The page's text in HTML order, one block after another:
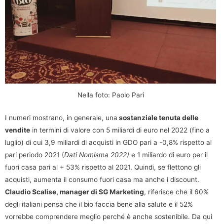
Nella foto: Paolo Pari
I numeri mostrano, in generale, una sostanziale tenuta delle
vendite in termini di valore con 5 miliardi di euro nel 2022 (fino a
luglio) di cui 3,9 miliardi di acquisti in GDO pari a -0,8% rispetto al
pari periodo 2021 (Dati Nomisma 2022) e 1 miliardo di euro per il
fuori casa pari al + 53% rispetto al 2021. Quindi, se flettono gli
acquisti, aumenta il consumo fuori casa ma anche i discount.
Claudio Scalise, manager di SG Marketing, riferisce che il 60%
degli italiani pensa che il bio faccia bene alla salute e il 52%
vorrebbe comprendere meglio perché è anche sostenibile. Da qui